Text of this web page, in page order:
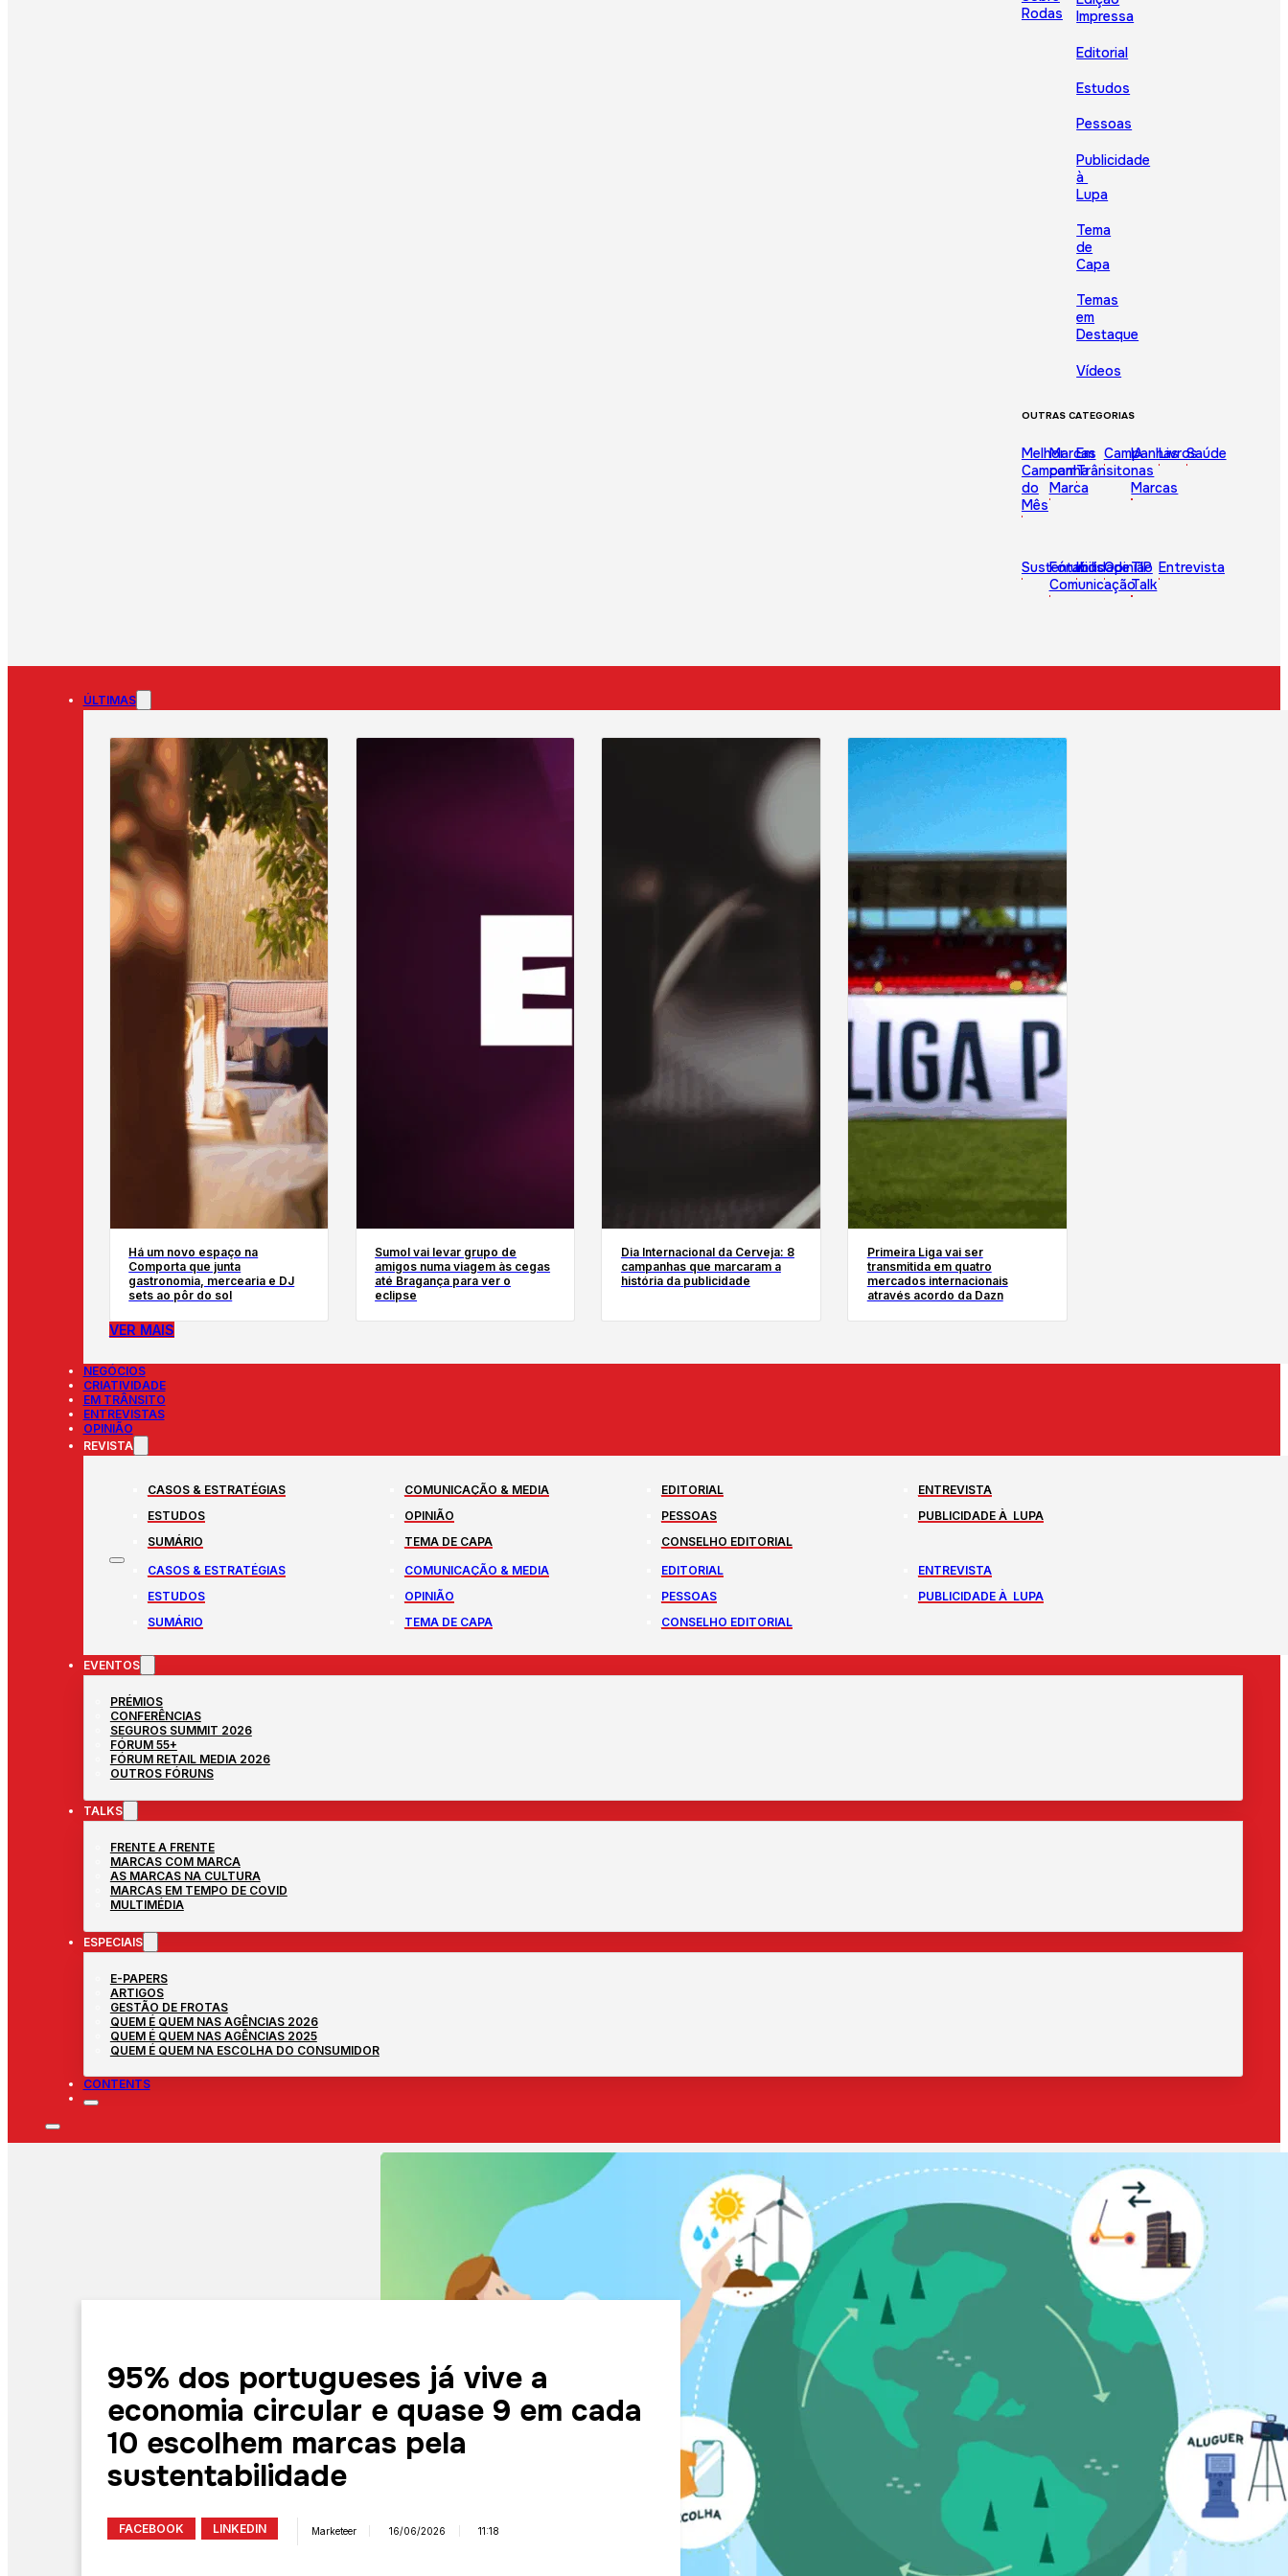
Rodas
Impressa
Editorial
Estudos
Pessoas
Publicidade
à
Lupa
Tema
de
Capa
Temas
em
Destaque
Vídeos
OUTRAS CATEGORIAS
Melhor
Campanha
do
Mês
Marcas
com
Marca
Em
Trânsito
Campanhas
IA
nas
Marcas
LivrosSaúde
Sustentabilidade
Fórum
Comunicação
KidsOpinião
TIP
Talk
Entrevista
ÚLTIMAS
Há um novo espaço na
Comporta que junta
gastronomia, mercearia e DJ
sets ao pôr do sol
Sumol vai levar grupo de
amigos numa viagem às cegas
até Bragança para ver o
eclipse
Dia Internacional da Cerveja: 8
campanhas que marcaram a
história da publicidade
Primeira Liga vai ser
transmitida em quatro
mercados internacionais
através acordo da Dazn
VER MAIS
NEGÓCIOS
CRIATIVIDADE
EM TRÂNSITO
ENTREVISTAS
OPINIÃO
REVISTA
CASOS & ESTRATÉGIAS COMUNICAÇÃO & MEDIA EDITORIAL
ENTREVISTA
ESTUDOS
OPINIÃO PESSOAS
PUBLICIDADE À LUPA
SUMÁRIO
TEMA DE CAPA
CONSELHO EDITORIAL
CASOS & ESTRATÉGIAS
COMUNICAÇÃO & MEDIA EDITORIAL
ENTREVISTA
ESTUDOS
OPINIÃO PESSOAS
PUBLICIDADE À LUPA
SUMÁRIO
TEMA DE CAPA CONSELHO EDITORIAL
EVENTOS
PRÉMIOS
CONFERÊNCIAS
SEGUROS SUMMIT 2026
FÓRUM 55+
FÓRUM RETAIL MEDIA 2026
OUTROS FÓRUNS
TALKS
FRENTE A FRENTE
MARCAS COM MARCA
AS MARCAS NA CULTURA
MARCAS EM TEMPO DE COVID
MULTIMÉDIA
ESPECIAIS
E-PAPERS
ARTIGOS
GESTÃO DE FROTAS
QUEM É QUEM NAS AGÊNCIAS 2026
QUEM É QUEM NAS AGÊNCIAS 2025
QUEM É QUEM NA ESCOLHA DO CONSUMIDOR
CONTENTS
95% dos portugueses já vive a
economia circular e quase 9 em cada
10 escolhem marcas pela
sustentabilidade
FACEBOOK LINKEDIN Marketeer 16/06/2026 11:18